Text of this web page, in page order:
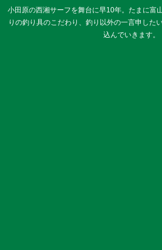
小田原の西湘サーフを舞台に早10年。たまに富
りの釣り具のこだわり、釣り以外の一言申した
込んでいきます。